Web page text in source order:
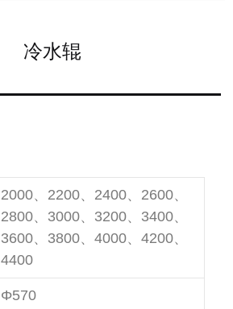
冷水辊
2000、2200、2400、2600、
2800、3000、3200、3400、
3600、3800、4000、4200、
4400
Φ570